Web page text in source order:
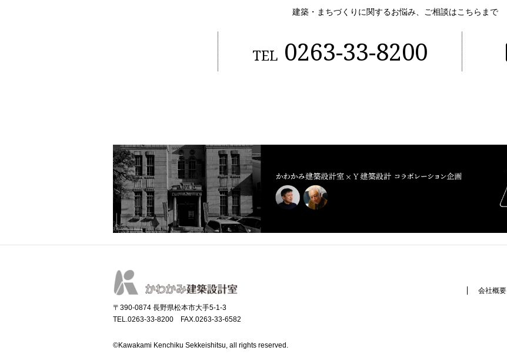
建築・まちづくりに関するお悩み、ご相談はこちらまで
TEL 0263-33-8200
会社概要
〒390-0874 長野県松本市大手5-1-3
TEL.0263-33-8200 FAX.0263-33-6582
©Kawakami Kenchiku Sekkeishitsu, all rights reserved.